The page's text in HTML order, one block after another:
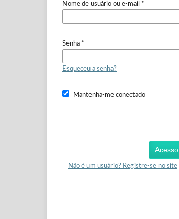
Nome de usuário ou e-mail *
Senha *
Esqueceu a senha?
Mantenha-me conectado
Acesso
Não é um usuário? Registre-se no site